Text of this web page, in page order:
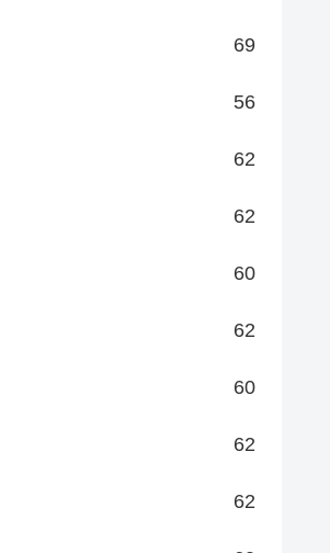
69
56
62
62
60
62
60
62
62